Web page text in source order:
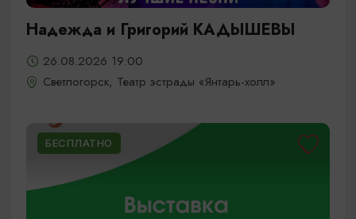
Надежда и Григорий КАДЫШЕВЫ
26.08.2026 19:00
Светлогорск, Театр эстрады «Янтарь-холл»
БЕСПЛАТНО